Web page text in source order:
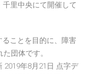
里中央にて開催して
ことを目的に、障害
団体です。
2019年8月21日 点字デ